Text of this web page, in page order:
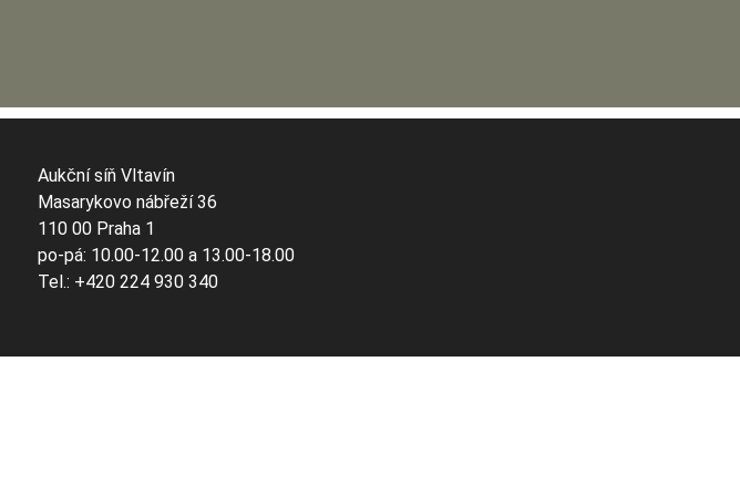
Aukční síň Vltavín
Masarykovo nábřeží 36
110 00 Praha 1
po-pá: 10.00-12.00 a 13.00-18.00
Tel.: +420 224 930 340